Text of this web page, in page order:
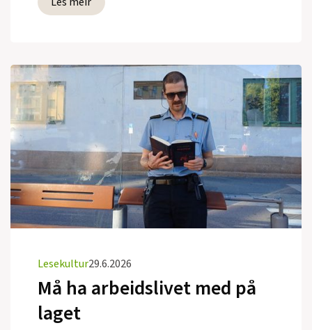
Lesekultur29.6.2026
Må ha arbeidslivet med på
laget